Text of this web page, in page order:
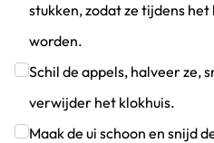
stukken, zodat ze tijdens
worden.
Klik om dit selectievakje
Schil de appels, halveer ze,
verwijder het klokhuis.
Klik om dit selectievakje aan
Maak de ui schoon en snijd